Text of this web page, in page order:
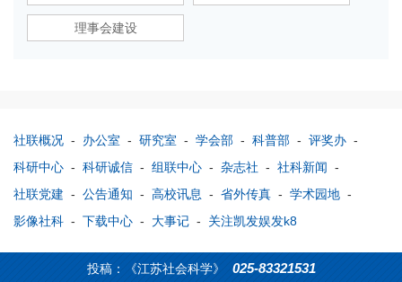
理事会建设
社联概况 - 办公室 - 研究室 - 学会部 - 科普部 - 评奖办 -
科研中心 - 科研诚信 - 组联中心 - 杂志社 - 社科新闻 -
社联党建 - 公告通知 - 高校讯息 - 省外传真 - 学术园地 -
影像社科 - 下载中心 - 大事记 - 关注凯发娱发k8
投稿：《江苏社会科学》 025-83321531